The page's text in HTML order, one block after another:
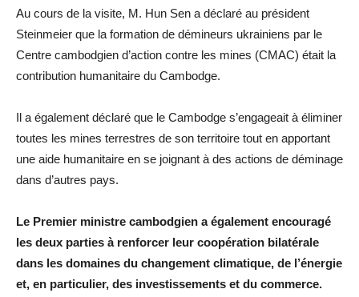
Au cours de la visite, M. Hun Sen a déclaré au président
Steinmeier que la formation de démineurs ukrainiens par le
Centre cambodgien d’action contre les mines (CMAC) était la
contribution humanitaire du Cambodge.
Il a également déclaré que le Cambodge s’engageait à éliminer
toutes les mines terrestres de son territoire tout en apportant
une aide humanitaire en se joignant à des actions de déminage
dans d’autres pays.
Le Premier ministre cambodgien a également encouragé
les deux parties à renforcer leur coopération bilatérale
dans les domaines du changement climatique, de l’énergie
et, en particulier, des investissements et du commerce.